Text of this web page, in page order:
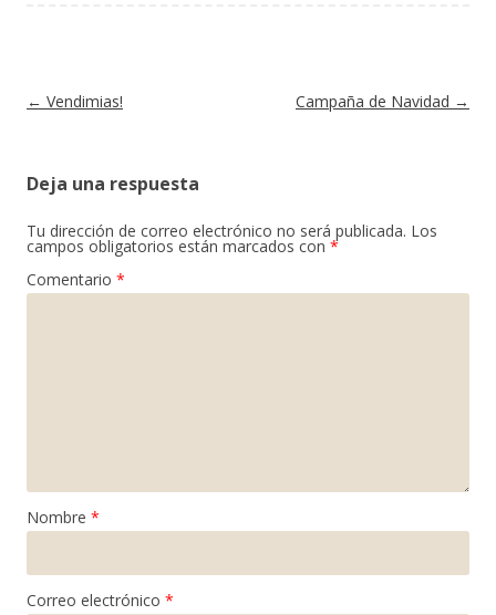
Navegación de entradas
← Vendimias! Campaña de Navidad →
Deja una respuesta
Tu dirección de correo electrónico no será publicada. Los
campos obligatorios están marcados con *
Comentario *
Nombre *
Correo electrónico *